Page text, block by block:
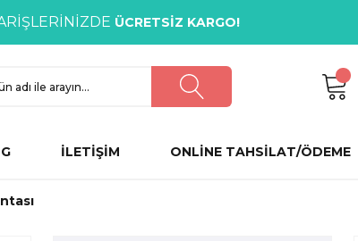
ÜCRETSİZ KARGO!
İLETİŞİM ONLİNE TAHSİLAT/ÖDEME